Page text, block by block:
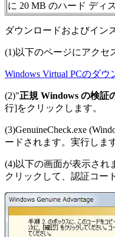
に 20 MB のハード ディ
ダウンロードおよびイン
(1)以下のページにアクセ
Windows Virtual PCのダウ
(2)"正規 Windows の検証
行]をクリックします。
(3)GenuineCheck.exe
ードされます。実行しま
(4)以下の画面が表示され
クリックして、認証コー